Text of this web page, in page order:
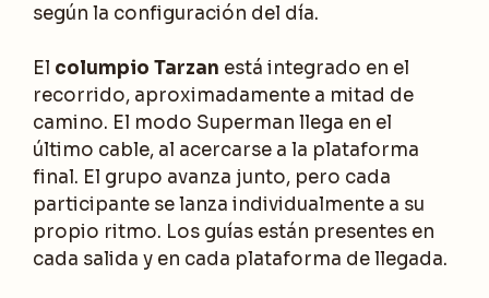
según la configuración del día.
El columpio Tarzan está integrado en el
recorrido, aproximadamente a mitad de
camino. El modo Superman llega en el
último cable, al acercarse a la plataforma
final. El grupo avanza junto, pero cada
participante se lanza individualmente a su
propio ritmo. Los guías están presentes en
cada salida y en cada plataforma de llegada.